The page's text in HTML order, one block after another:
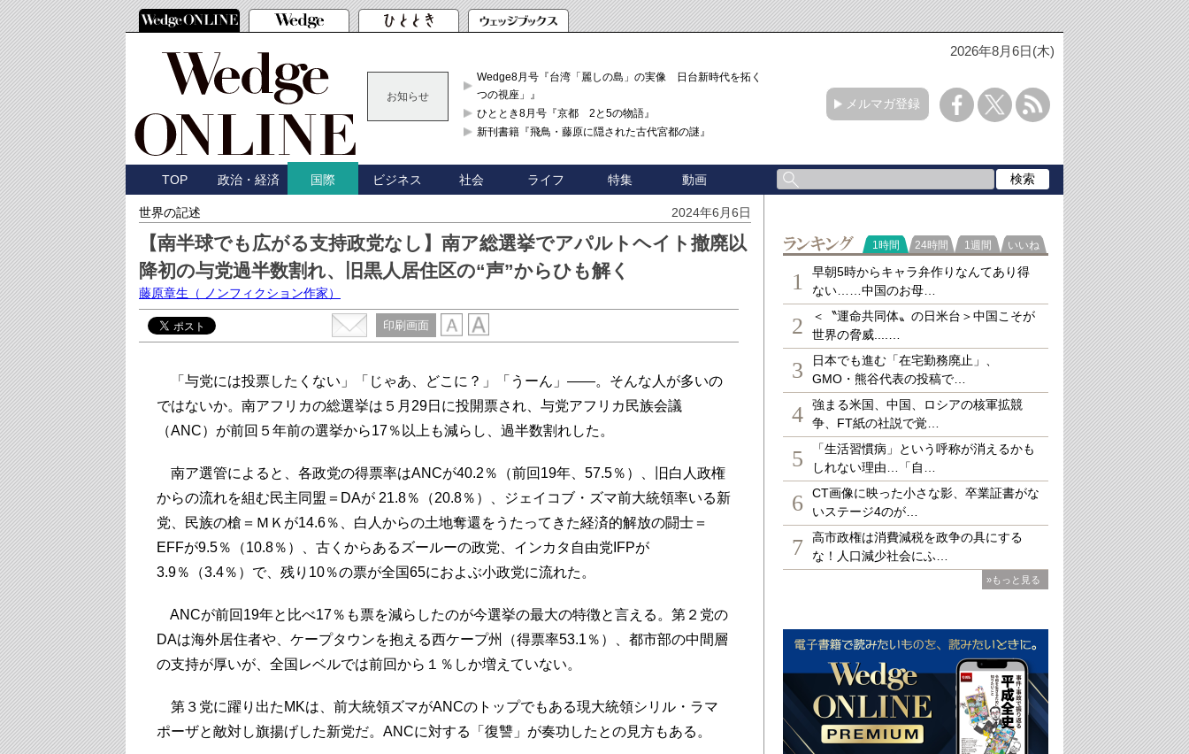
2026年8月6日(木)
お知らせ
Wedge8月号『台湾「麗しの島」の実像 日台新時代を拓く「3
つの視座」』
ひととき8月号『京都 2と5の物語』
新刊書籍『飛鳥・藤原に隠された古代宮都の謎』
メルマガ登録
TOP 政治・経済 国際 ビジネス 社会 ライフ 特集 動画
世界の記述 2024年6月6日
【南半球でも広がる支持政党なし】南ア総選挙でアパルトヘイト撤廃以
降初の与党過半数割れ、旧黒人居住区の“声”からひも解く
藤原章生 （ ノンフィクション作家）
印刷画面
「与党には投票したくない」「じゃあ、どこに？」「うーん」――。そんな人が多いの
ではないか。南アフリカの総選挙は５月29日に投開票され、与党アフリカ民族会議
（ANC）が前回５年前の選挙から17％以上も減らし、過半数割れした。
南ア選管によると、各政党の得票率はANCが40.2％（前回19年、57.5％）、旧白人政権
からの流れを組む民主同盟＝DAが 21.8％（20.8％）、ジェイコブ・ズマ前大統領率いる新
党、民族の槍＝ＭＫが14.6％、白人からの土地奪還をうたってきた経済的解放の闘士＝
EFFが9.5％（10.8％）、古くからあるズールーの政党、インカタ自由党IFPが
3.9％（3.4％）で、残り10％の票が全国65におよぶ小政党に流れた。
ANCが前回19年と比べ17％も票を減らしたのが今選挙の最大の特徴と言える。第２党の
DAは海外居住者や、ケープタウンを抱える西ケープ州（得票率53.1％）、都市部の中間層
の支持が厚いが、全国レベルでは前回から１％しか増えていない。
第３党に躍り出たMKは、前大統領ズマがANCのトップでもある現大統領シリル・ラマ
ポーザと敵対し旗揚げした新党だ。ANCに対する「復讐」が奏功したとの見方もある。
ランキング
1時間 24時間 1週間 いいね
1
早朝5時からキャラ弁作りなんてあり得
ない……中国のお母…
2
＜〝運命共同体〟の日米台＞中国こそが
世界の脅威....…
3
日本でも進む「在宅勤務廃止」、
GMO・熊谷代表の投稿で…
4
強まる米国、中国、ロシアの核軍拡競
争、FT紙の社説で覚…
5
「生活習慣病」という呼称が消えるかも
しれない理由…「自…
6
CT画像に映った小さな影、卒業証書がな
いステージ4のが…
7
高市政権は消費減税を政争の具にする
な！人口減少社会にふ…
»もっと見る